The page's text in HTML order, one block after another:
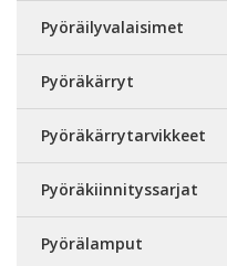
Pyöräilyvalaisimet
Pyöräkärryt
Pyöräkärrytarvikkeet
Pyöräkiinnityssarjat
Pyörälamput